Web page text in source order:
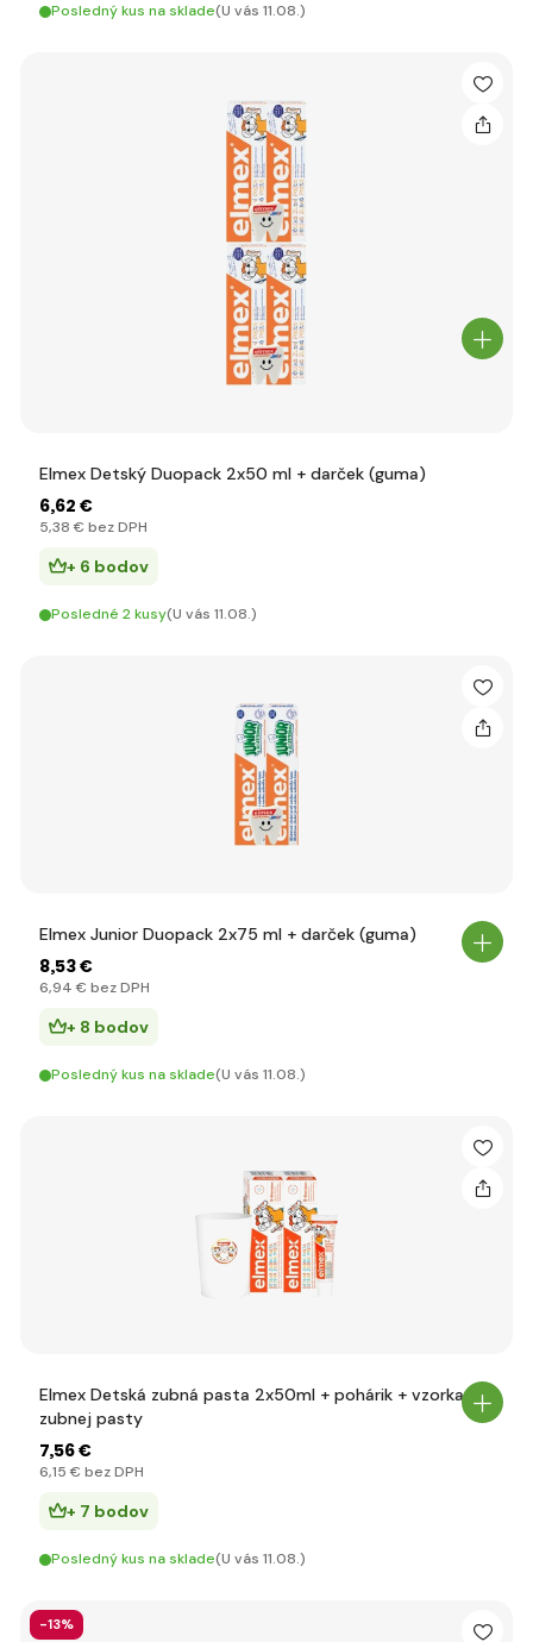
Posledný kus na sklade(U vás 11.08.)
Elmex Detský Duopack 2x50 ml + darček (guma)
6,62 €
5,38 € bez DPH
+ 6 bodov
Posledné 2 kusy(U vás 11.08.)
Elmex Junior Duopack 2x75 ml + darček (guma)
8,53 €
6,94 € bez DPH
+ 8 bodov
Posledný kus na sklade(U vás 11.08.)
Elmex Detská zubná pasta 2x50ml + pohárik + vzorka
zubnej pasty
7,56 €
6,15 € bez DPH
+ 7 bodov
Posledný kus na sklade(U vás 11.08.)
-13%